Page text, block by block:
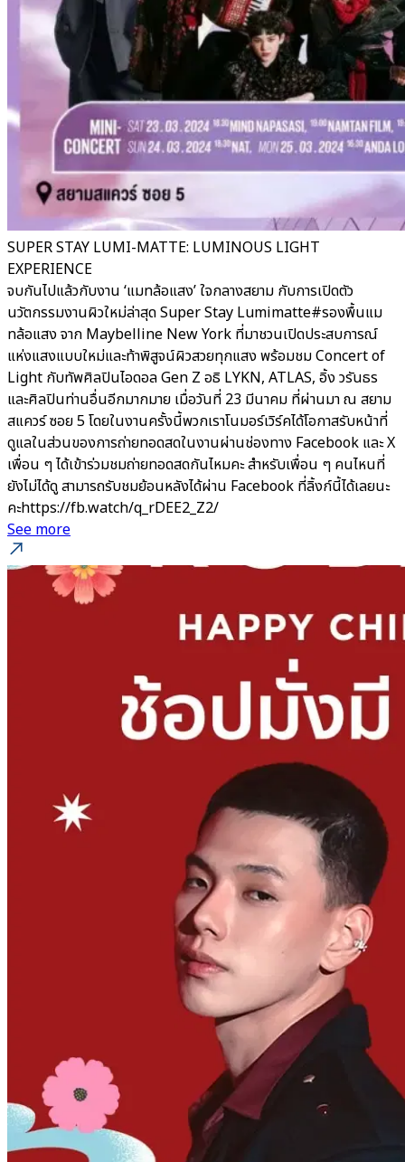
SUPER STAY LUMI-MATTE: LUMINOUS LIGHT
EXPERIENCE
จบกันไปแล้วกับงาน ‘แมทล้อแสง’ ใจกลางสยาม กับการเปิดตัว
นวัตกรรมงานผิวใหม่ล่าสุด Super Stay Lumimatte#รองพื้นแม
ทล้อแสง จาก Maybelline New York ที่มาชวนเปิดประสบการณ์
แห่งแสงแบบใหม่และท้าพิสูจน์ผิวสวยทุกแสง พร้อมชม Concert of
Light กับทัพศิลปินไอดอล Gen Z อธิ LYKN, ATLAS, อิ้ง วรันธร
และศิลปินท่านอื่นอีกมากมาย เมื่อวันที่ 23 มีนาคม ที่ผ่านมา ณ สยาม
สแควร์ ซอย 5 โดยในงานครั้งนี้พวกเราโนมอร์เวิร์คได้โอกาสรับหน้าที่
ดูแลในส่วนของการถ่ายทอดสดในงานผ่านช่องทาง Facebook และ X
เพื่อน ๆ ได้เข้าร่วมชมถ่ายทอดสดกันไหมคะ สำหรับเพื่อน ๆ คนไหนที่
ยังไม่ได้ดู สามารถรับชมย้อนหลังได้ผ่าน Facebook ที่ลิ้งก์นี้ได้เลยนะ
คะhttps://fb.watch/q_rDEE2_Z2/
See more